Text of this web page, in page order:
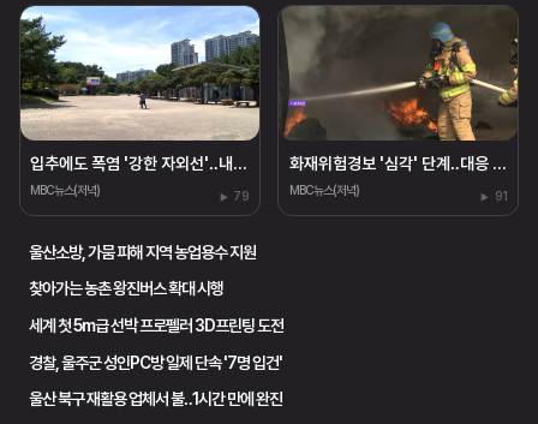
입추에도 폭염 '강한 자외선'‥내일 25~33도
MBC뉴스(저녁) 79
화재위험경보 '심각' 단계‥대응 태세 강화
MBC뉴스(저녁) 91
울산소방, 가뭄 피해 지역 농업용수 지원
찾아가는 농촌 왕진버스 확대 시행
세계 첫 5m급 선박 프로펠러 3D프린팅 도전
경찰, 울주군 성인PC방 일제 단속 '7명 입건'
울산 북구 재활용 업체서 불‥1시간 만에 완진